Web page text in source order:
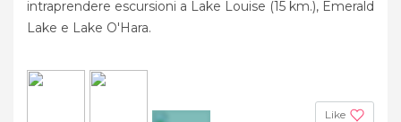
intraprendere escursioni a Lake Louise (15 km.), Emerald
Lake e Lake O'Hara.
Like